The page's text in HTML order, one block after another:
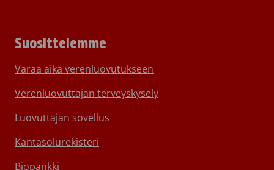
Suosittelemme
Varaa aika verenluovutukseen
Verenluovuttajan terveyskysely
Luovuttajan sovellus
Kantasolurekisteri
Biopankki